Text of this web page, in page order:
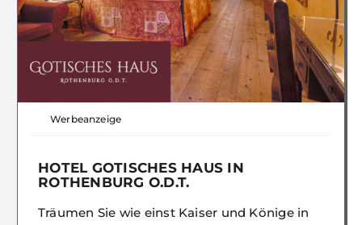
Werbeanzeige
HOTEL GOTISCHES HAUS IN
ROTHENBURG O.D.T.
Träumen Sie wie einst Kaiser und Könige in